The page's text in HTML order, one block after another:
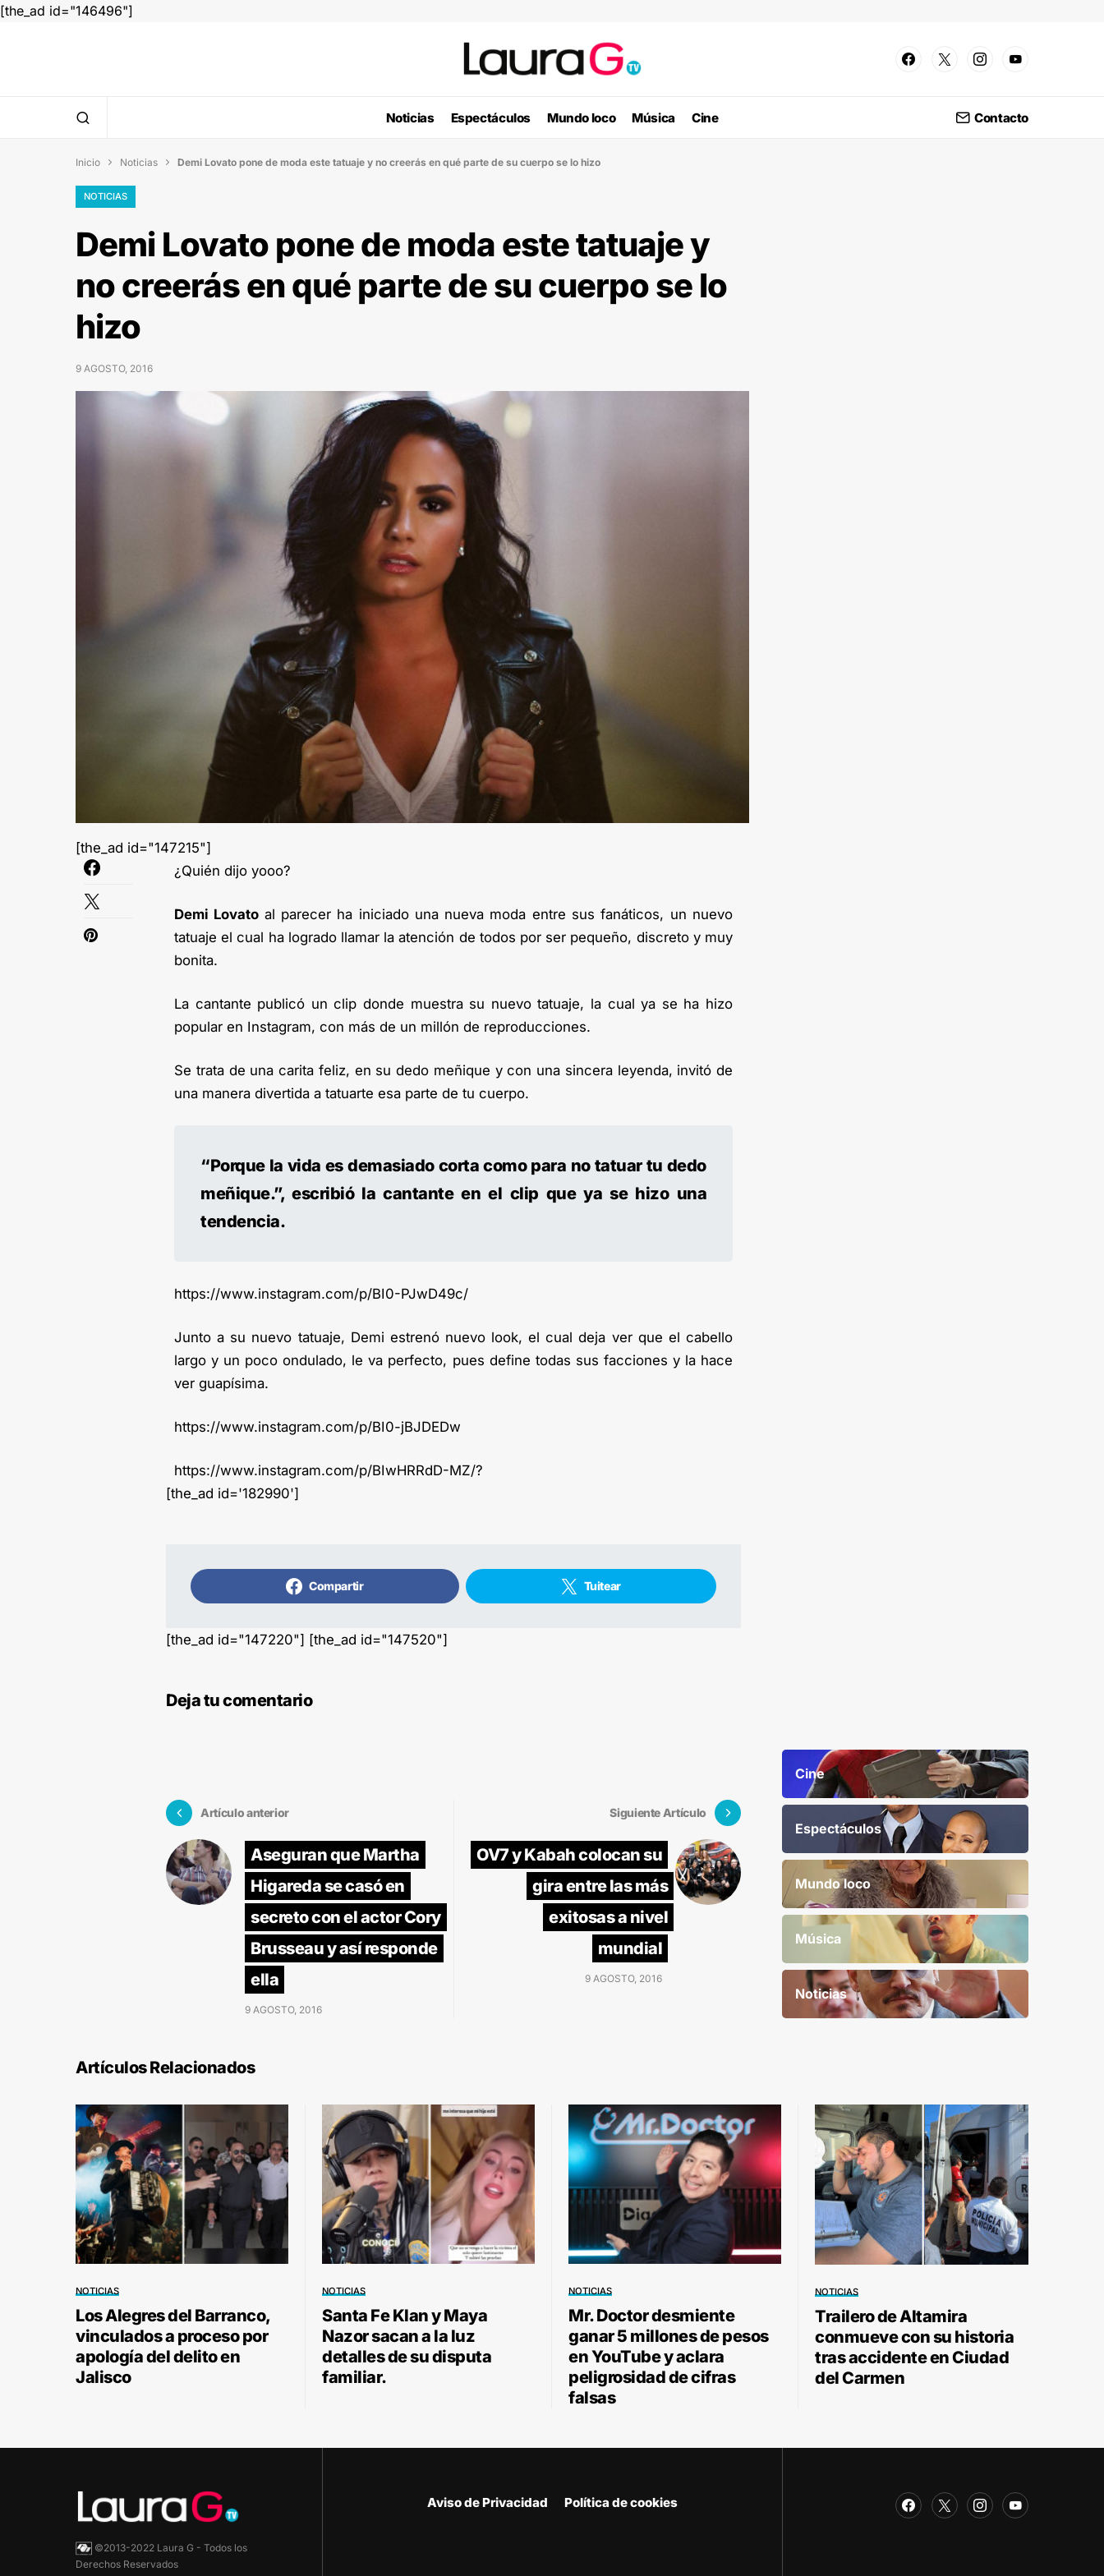
[the_ad id="146496"]
Noticias Espectáculos Mundo loco Música Cine Contacto
Inicio  Noticias  Demi Lovato pone de moda este tatuaje y no creerás en qué parte de su cuerpo se lo hizo
NOTICIAS
Demi Lovato pone de moda este tatuaje y
no creerás en qué parte de su cuerpo se lo
hizo
9 AGOSTO, 2016
[the_ad id="147215"]
¿Quién dijo yooo?
Demi Lovato al parecer ha iniciado una nueva moda entre sus fanáticos, un nuevo
tatuaje el cual ha logrado llamar la atención de todos por ser pequeño, discreto y muy
bonita.
La cantante publicó un clip donde muestra su nuevo tatuaje, la cual ya se ha hizo
popular en Instagram, con más de un millón de reproducciones.
Se trata de una carita feliz, en su dedo meñique y con una sincera leyenda, invitó de
una manera divertida a tatuarte esa parte de tu cuerpo.
“Porque la vida es demasiado corta como para no tatuar tu dedo
meñique.”, escribió la cantante en el clip que ya se hizo una
tendencia.
https://www.instagram.com/p/BI0-PJwD49c/
Junto a su nuevo tatuaje, Demi estrenó nuevo look, el cual deja ver que el cabello
largo y un poco ondulado, le va perfecto, pues define todas sus facciones y la hace
ver guapísima.
https://www.instagram.com/p/BI0-jBJDEDw
https://www.instagram.com/p/BIwHRRdD-MZ/?
[the_ad id='182990']
Compartir Tuitear
[the_ad id="147220"] [the_ad id="147520"]
Deja tu comentario
Artículo anterior
Aseguran que Martha
Higareda se casó en
secreto con el actor Cory
Brusseau y así responde
ella
9 AGOSTO, 2016
Siguiente Artículo
OV7 y Kabah colocan su
gira entre las más
exitosas a nivel
mundial
9 AGOSTO, 2016
Cine
Espectáculos
Mundo loco
Música
Noticias
Artículos Relacionados
NOTICIAS
Los Alegres del Barranco,
vinculados a proceso por
apología del delito en
Jalisco
NOTICIAS
Santa Fe Klan y Maya
Nazor sacan a la luz
detalles de su disputa
familiar.
NOTICIAS
Mr. Doctor desmiente
ganar 5 millones de pesos
en YouTube y aclara
peligrosidad de cifras
falsas
NOTICIAS
Trailero de Altamira
conmueve con su historia
tras accidente en Ciudad
del Carmen
©2013-2022 Laura G - Todos los
Derechos Reservados
Aviso de Privacidad Política de cookies